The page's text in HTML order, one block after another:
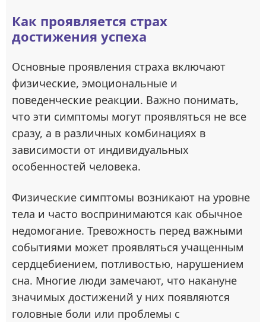
Как проявляется страх
достижения успеха
Основные проявления страха включают
физические, эмоциональные и
поведенческие реакции. Важно понимать,
что эти симптомы могут проявляться не все
сразу, а в различных комбинациях в
зависимости от индивидуальных
особенностей человека.
Физические симптомы возникают на уровне
тела и часто воспринимаются как обычное
недомогание. Тревожность перед важными
событиями может проявляться учащенным
сердцебиением, потливостью, нарушением
сна. Многие люди замечают, что накануне
значимых достижений у них появляются
головные боли или проблемы с